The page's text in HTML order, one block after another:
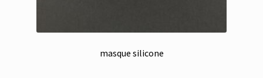
masque silicone